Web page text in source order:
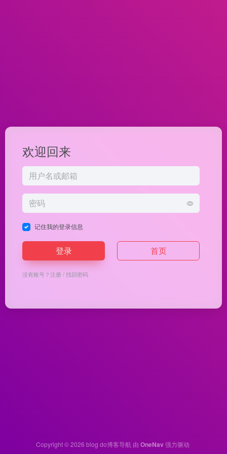
欢迎回来
记住我的登录信息
登录 首页
没有账号？注册/找回密码
Copyright © 2026 blog do博客导航 由 OneNav强力驱动